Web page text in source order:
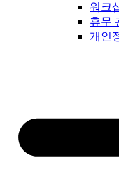
워크
휴무
개인